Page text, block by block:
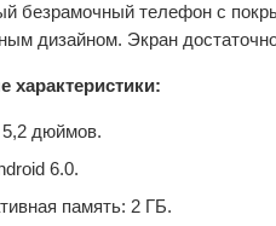
безрамочный телефон с
дизайном. Экран
характеристики:
дюймов.
6.0.
память: 2 ГБ.